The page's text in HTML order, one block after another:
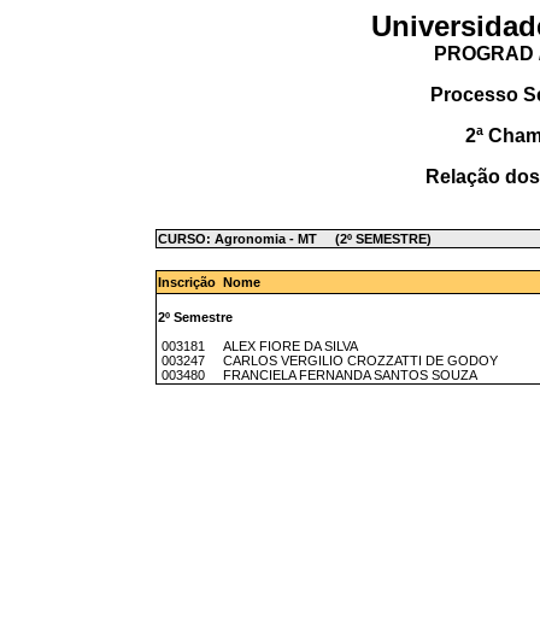
Processo
2ª
Relação
CURSO: Agronomia - MT (2º SEMESTRE)
Inscrição Nome
2º Semestre
003181 ALEX FIORE DA SILVA
003247 CARLOS VERGILIO CROZZATTI DE GODOY
003480 FRANCIELA FERNANDA SANTOS SOUZA